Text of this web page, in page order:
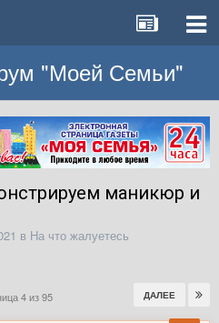
"Моей Семьи"
маникюр и
в На что жалуетесь
ДАЛЕЕ
4 из 95